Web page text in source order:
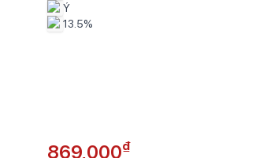
Ý
13.5%
869,000₫